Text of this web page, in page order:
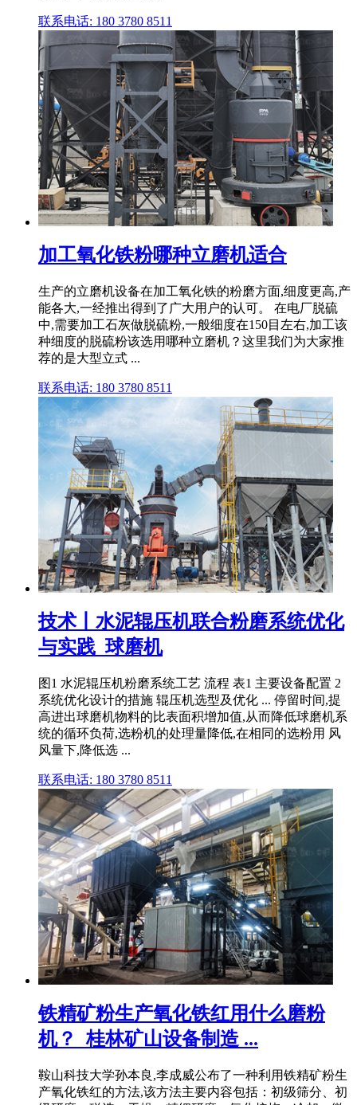
联系电话: 180 3780 8511
加工氧化铁粉哪种立磨机适合
生产的立磨机设备在加工氧化铁的粉磨方面,细度更高,产
能各大,一经推出得到了广大用户的认可。 在电厂脱硫
中,需要加工石灰做脱硫粉,一般细度在150目左右,加工该
种细度的脱硫粉该选用哪种立磨机？这里我们为大家推
荐的是大型立式 ...
联系电话: 180 3780 8511
技术丨水泥辊压机联合粉磨系统优化
与实践_球磨机
图1 水泥辊压机粉磨系统工艺 流程 表1 主要设备配置 2
系统优化设计的措施 辊压机选型及优化 ... 停留时间,提
高进出球磨机物料的比表面积增加值,从而降低球磨机系
统的循环负荷,选粉机的处理量降低,在相同的选粉用 风
风量下,降低选 ...
联系电话: 180 3780 8511
铁精矿粉生产氧化铁红用什么磨粉
机？_桂林矿山设备制造 ...
鞍山科技大学孙本良,李成威公布了一种利用铁精矿粉生
产氧化铁红的方法,该方法主要内容包括：初级筛分、初